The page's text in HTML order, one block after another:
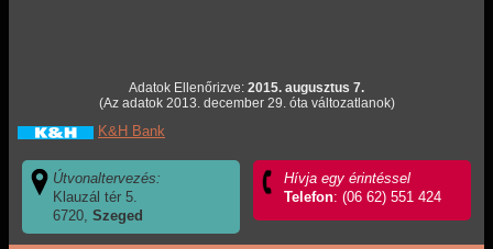
Adatok Ellenőrizve: 2015. augusztus 7.
(Az adatok 2013. december 29. óta változatlanok)
K&H Bank
Útvonaltervezés:
Klauzál tér 5.
6720,Szeged
Hívja egy érintéssel
Telefon: (06 62) 551 424